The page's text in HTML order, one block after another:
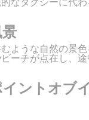
ような自然の景
ーチが点在し、途
ントオブ